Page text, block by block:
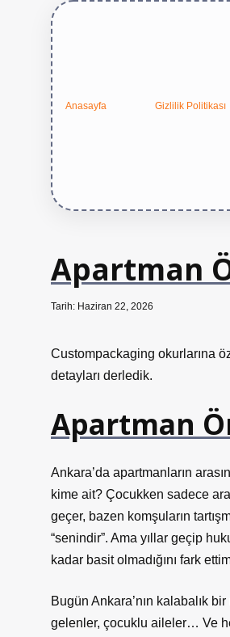
Anasayfa Gizlilik Politikası
Apartman
Tarih: Haziran 22, 2026
Custompackaging okurlarına
detayları derledik.
Apartman
Ankara’da apartmanların
kime ait? Çocukken sadece
geçer, bazen komşuların
“senindir”. Ama yıllar geçip
kadar basit olmadığını fark
Bugün Ankara’nın kalabalık
gelenler, çocuklu aileler… Ve